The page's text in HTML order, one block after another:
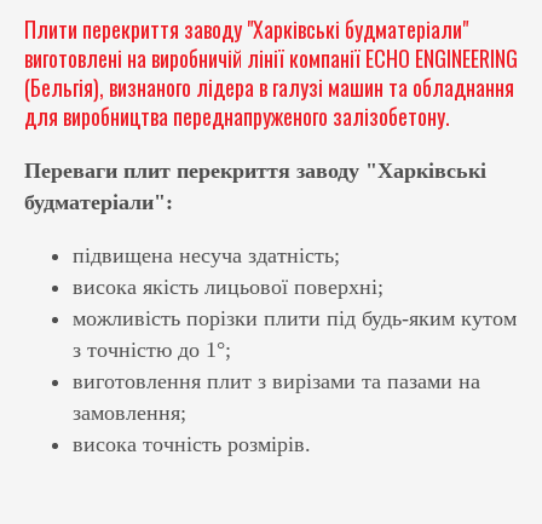
Плити перекриття заводу "Харківські будматеріали"
виготовлені на виробничій лінії компанії ECHO ENGINEERING
(Бельгія), визнаного лідера в галузі машин та обладнання
для виробництва переднапруженого залізобетону.
Переваги плит перекриття заводу "Харківські
будматеріали":
підвищена несуча здатність;
висока якість лицьової поверхні;
можливість порізки плити під будь-яким кутом
з точністю до 1°;
виготовлення плит з вирізами та пазами на
замовлення;
висока точність розмірів.